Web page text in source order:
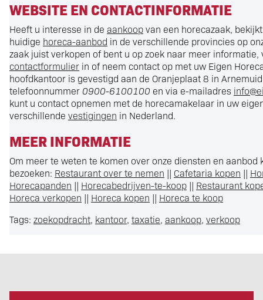
WEBSITE EN CONTACTINFORMATIE
Heeft u interesse in de aankoopvan een horecazaak,
huidige horeca-aanbod in de verschillende provincies op
zaak juist verkopen of bent u op zoek naar meer informatie,
contactformulier in of neem contact op met uw Eigen
hoofdkantoor is gevestigd aan de Oranjeplaat 8 in
telefoonnummer 0900-6100100 en via e-mailadres
kunt u contact opnemen met de horecamakelaar in uw
verschillende vestigingen in Nederland.
MEER INFORMATIE
Om meer te weten te komen over onze diensten en aanbod
bezoeken: Restaurant over te nemen || Cafetaria kopen ||
Horecapanden || Horecabedrijven-te-koop || Restaurant
Horeca verkopen || Horeca kopen || Horeca te koop
Tags: zoekopdracht, kantoor, taxatie, aankoop, verkoop